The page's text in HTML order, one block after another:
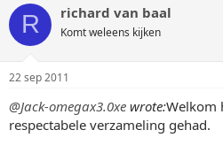
R richard van baal
Komt weleens kijken
22 sep 2011
@Jack-omegax3.0xe wrote:Welkom
respectabele verzameling gehad.